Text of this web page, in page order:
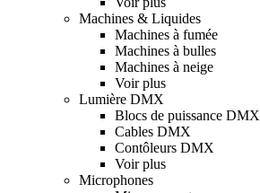
Machines & Liquides
Machines à fumée
Machines à bulles
Machines à neige
Voir plus
Lumière DMX
Blocs de puissance DMX
Cables DMX
Contôleurs DMX
Voir plus
Microphones